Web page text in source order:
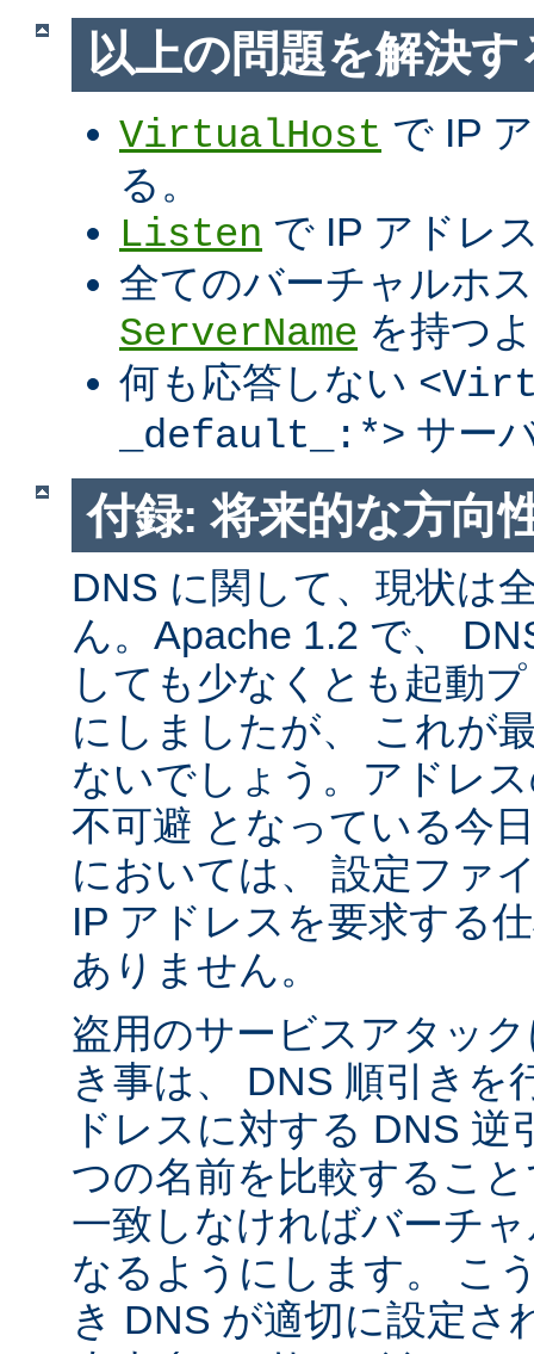
以上の問題を解決す
VirtualHost で IP
る。
Listen で IP アドレ
全てのバーチャルホ
ServerName を持つ
何も応答しない
_default_:*> サー
付録: 将来的な方向
DNS に関して、現状は
ん。Apache 1.2 で、
しても少なくとも起動
にしましたが、 これが
ないでしょう。アドレ
不可避 となっている今
においては、 設定ファ
IP アドレスを要求する
ありません。
盗用のサービスアタッ
き事は、 DNS 順引きを
ドレスに対する DNS
つの名前を比較するこ
一致しなければバーチ
なるようにします。 こ
き DNS が適切に設定さ